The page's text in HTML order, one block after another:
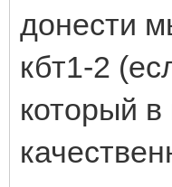
донести
кбт1-2
который